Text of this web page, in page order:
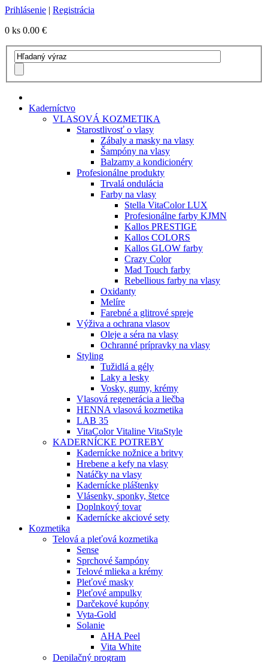
Prihlásenie | Registrácia
0 ks 0.00 €
Kaderníctvo
VLASOVÁ KOZMETIKA
Starostlivosť o vlasy
Zábaly a masky na vlasy
Šampóny na vlasy
Balzamy a kondicionéry
Profesionálne produkty
Trvalá ondulácia
Farby na vlasy
Stella VitaColor LUX
Profesionálne farby KJMN
Kallos PRESTIGE
Kallos COLORS
Kallos GLOW farby
Crazy Color
Mad Touch farby
Rebellious farby na vlasy
Oxidanty
Melíre
Farebné a glitrové spreje
Výživa a ochrana vlasov
Oleje a séra na vlasy
Ochranné prípravky na vlasy
Styling
Tužidlá a gély
Laky a lesky
Vosky, gumy, krémy
Vlasová regenerácia a liečba
HENNA vlasová kozmetika
LAB 35
VitaColor Vitaline VitaStyle
KADERNÍCKE POTREBY
Kadernícke nožnice a britvy
Hrebene a kefy na vlasy
Natáčky na vlasy
Kadernícke pláštenky
Vlásenky, sponky, štetce
Doplnkový tovar
Kadernícke akciové sety
Kozmetika
Telová a pleťová kozmetika
Sense
Sprchové šampóny
Telové mlieka a krémy
Pleťové masky
Pleťové ampulky
Darčekové kupóny
Vyta-Gold
Solanie
AHA Peel
Vita White
Depilačný program